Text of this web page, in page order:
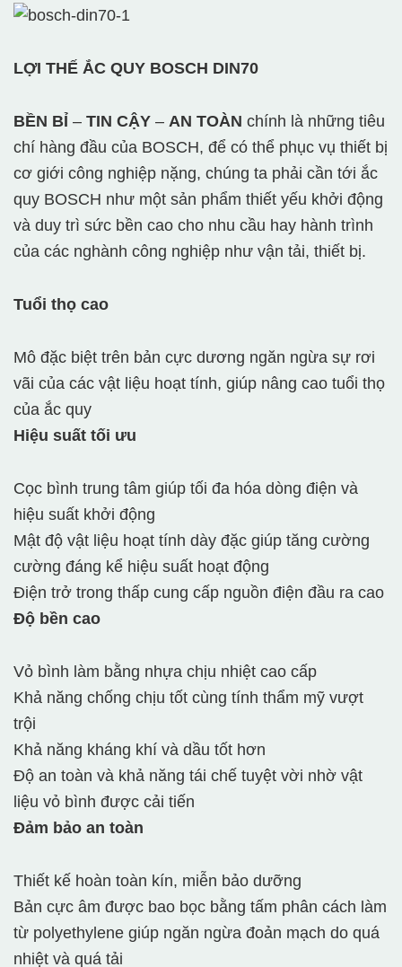
LỢI THẾ ẮC QUY BOSCH DIN70
BỀN BỈ – TIN CẬY – AN TOÀN chính là những tiêu
chí hàng đầu của BOSCH, để có thể phục vụ thiết bị
cơ giới công nghiệp nặng, chúng ta phải cần tới ắc
quy BOSCH như một sản phẩm thiết yếu khởi động
và duy trì sức bền cao cho nhu cầu hay hành trình
của các nghành công nghiệp như vận tải, thiết bị.
Tuổi thọ cao
Mô đặc biệt trên bản cực dương ngăn ngừa sự rơi
vãi của các vật liệu hoạt tính, giúp nâng cao tuổi thọ
của ắc quy
Hiệu suất tối ưu
Cọc bình trung tâm giúp tối đa hóa dòng điện và
hiệu suất khởi động
Mật độ vật liệu hoạt tính dày đặc giúp tăng cường
cường đáng kể hiệu suất hoạt động
Điện trở trong thấp cung cấp nguồn điện đầu ra cao
Độ bền cao
Vỏ bình làm bằng nhựa chịu nhiệt cao cấp
Khả năng chống chịu tốt cùng tính thẩm mỹ vượt
trội
Khả năng kháng khí và dầu tốt hơn
Độ an toàn và khả năng tái chế tuyệt vời nhờ vật
liệu vỏ bình được cải tiến
Đảm bảo an toàn
Thiết kế hoàn toàn kín, miễn bảo dưỡng
Bản cực âm được bao bọc bằng tấm phân cách làm
từ polyethylene giúp ngăn ngừa đoản mạch do quá
nhiệt và quá tải